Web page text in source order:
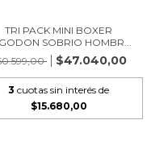
TRI PACK MINI BOXER
SOBRIO HOMBR...
$47.040,00
3 cuotas sin interés de
$15.680,00